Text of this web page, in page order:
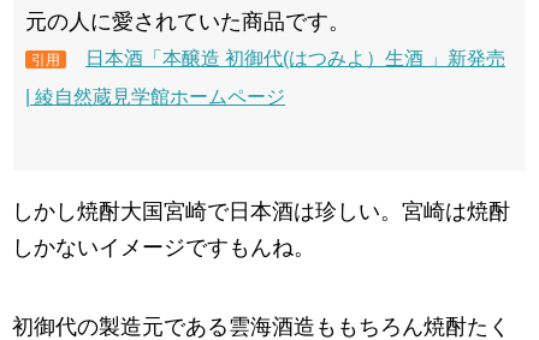
元の人に愛されていた商品です。
引用
日本酒「本醸造 初御代(はつみよ）生酒 」新発売
| 綾自然蔵見学館ホームページ
しかし焼酎大国宮崎で日本酒は珍しい。宮崎は焼酎
しかないイメージですもんね。
初御代の製造元である雲海酒造ももちろん焼酎たく